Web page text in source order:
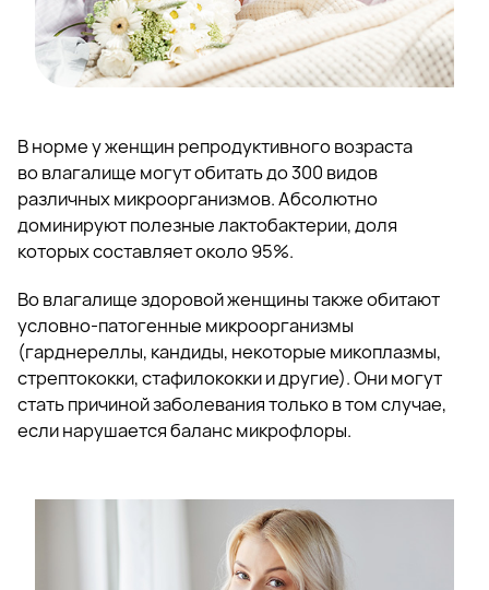
В норме у женщин репродуктивного возраста
во влагалище могут обитать до 300 видов
различных микроорганизмов. Абсолютно
доминируют полезные лактобактерии, доля
которых составляет около 95%.
Во влагалище здоровой женщины также обитают
условно-патогенные микроорганизмы
(гарднереллы, кандиды, некоторые микоплазмы,
стрептококки, стафилококки и другие). Они могут
стать причиной заболевания только в том случае,
если нарушается баланс микрофлоры.